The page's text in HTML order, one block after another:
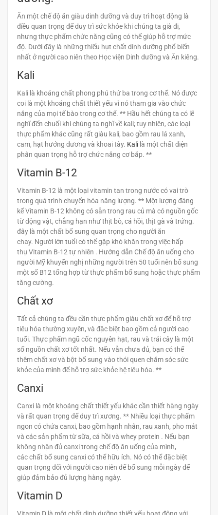
Ăn một chế độ ăn giàu dinh dưỡng và duy trì hoạt động là
điều quan trọng để duy trì sức khỏe khi chúng ta già đi,
nhưng thực phẩm chức năng cũng có thể giúp hỗ trợ mức
độ. Dưới đây là những thiếu hụt chất dinh dưỡng phổ biến
nhất ở người cao niên theo Học viện Dinh dưỡng và Ăn kiêng.
Kali
Kali là khoáng chất phong phú thứ ba trong cơ thể. Nó được
coi là một khoáng chất thiết yếu vì nó tham gia vào chức
năng của mọi tế bào trong cơ thể. ** Hầu hết chúng ta có lẽ
nghĩ đến chuối khi chúng ta nghĩ về kali; tuy nhiên, các loại
thực phẩm khác cũng rất giàu kali, bao gồm rau lá xanh,
cam, hạt hướng dương và khoai tây. Kali là một chất điện
phân quan trọng hỗ trợ chức năng cơ bắp. **
Vitamin B-12
Vitamin B-12 là một loại vitamin tan trong nước có vai trò
trong quá trình chuyển hóa năng lượng. ** Một lượng đáng
kể Vitamin B-12 không có sẵn trong rau củ mà có nguồn gốc
từ động vật, chẳng hạn như thịt bò, cá hồi, thịt gà và trứng.
đây là một chất bổ sung quan trọng cho người ăn
chay. Người lớn tuổi có thể gặp khó khăn trong việc hấp
thụ Vitamin B-12 tự nhiên . Hướng dẫn Chế độ ăn uống cho
người Mỹ khuyến nghị những người trên 50 tuổi nên bổ sung
một số B12 tổng hợp từ thực phẩm bổ sung hoặc thực phẩm
tăng cường.
Chất xơ
Tất cả chúng ta đều cần thực phẩm giàu chất xơ để hỗ trợ
tiêu hóa thường xuyên, và đặc biệt bao gồm cả người cao
tuổi. Thực phẩm ngũ cốc nguyên hạt, rau và trái cây là một
số nguồn chất xơ tốt nhất. Nếu vẫn chưa đủ, bạn có thể
thêm chất xơ và bột bổ sung vào thói quen chăm sóc sức
khỏe của mình để hỗ trợ sức khỏe hệ tiêu hóa. **
Canxi
Canxi là một khoáng chất thiết yếu khác cần thiết hàng ngày
và rất quan trọng để duy trì xương. ** Nhiều loại thực phẩm
ngon có chứa canxi, bao gồm hạnh nhân, rau xanh, pho mát
và các sản phẩm từ sữa, cá hồi và whey protein . Nếu bạn
không nhận đủ canxi trong chế độ ăn uống của mình,
các chất bổ sung canxi có thể hữu ích. Nó có thể đặc biệt
quan trọng đối với người cao niên để bổ sung mỗi ngày để
giúp đảm bảo đủ lượng hàng ngày.
Vitamin D